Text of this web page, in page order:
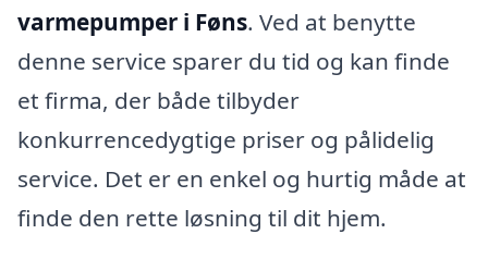
varmepumper i Føns. Ved at benytte
denne service sparer du tid og kan finde
et firma, der både tilbyder
konkurrencedygtige priser og pålidelig
service. Det er en enkel og hurtig måde at
finde den rette løsning til dit hjem.